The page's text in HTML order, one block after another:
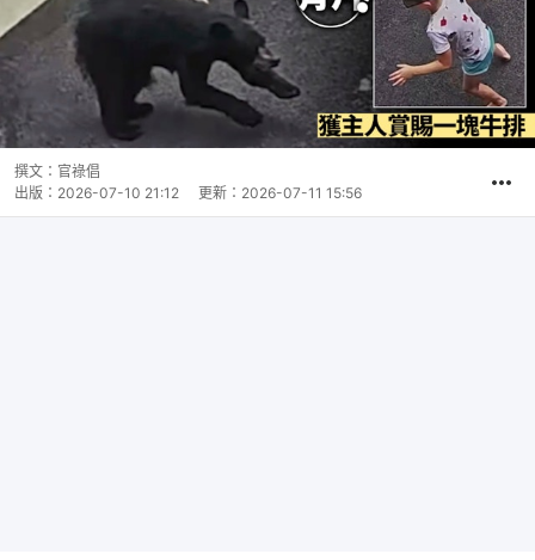
撰文： 官祿倡
出版： 2026-07-10 21:12 更新： 2026-07-11 15:56